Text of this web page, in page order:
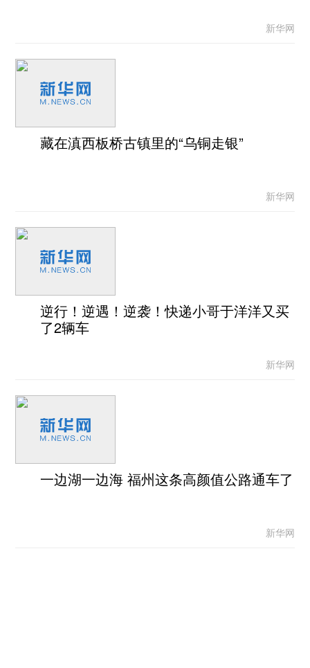
新华网
藏在滇西板桥古镇里的“乌铜走银”
新华网
逆行！逆遇！逆袭！快递小哥于洋洋又买
了2辆车
新华网
一边湖一边海 福州这条高颜值公路通车了
新华网